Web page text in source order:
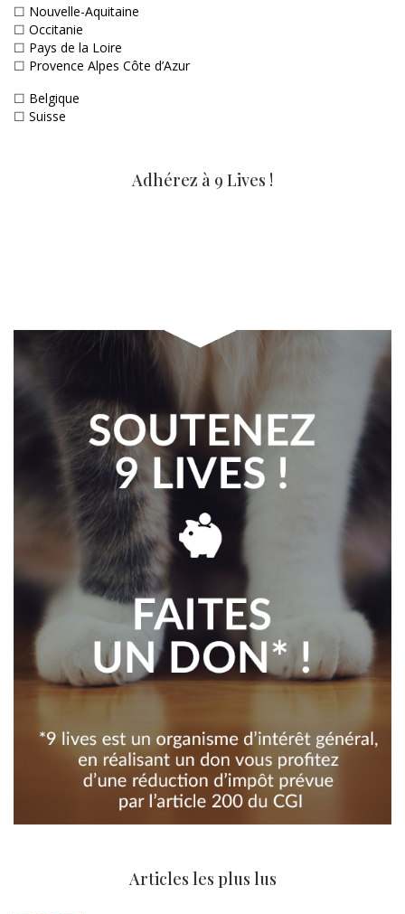
☐ Nouvelle-Aquitaine
☐ Occitanie
☐ Pays de la Loire
☐ Provence Alpes Côte d’Azur
☐ Belgique
☐ Suisse
Adhérez à 9 Lives !
Articles les plus lus